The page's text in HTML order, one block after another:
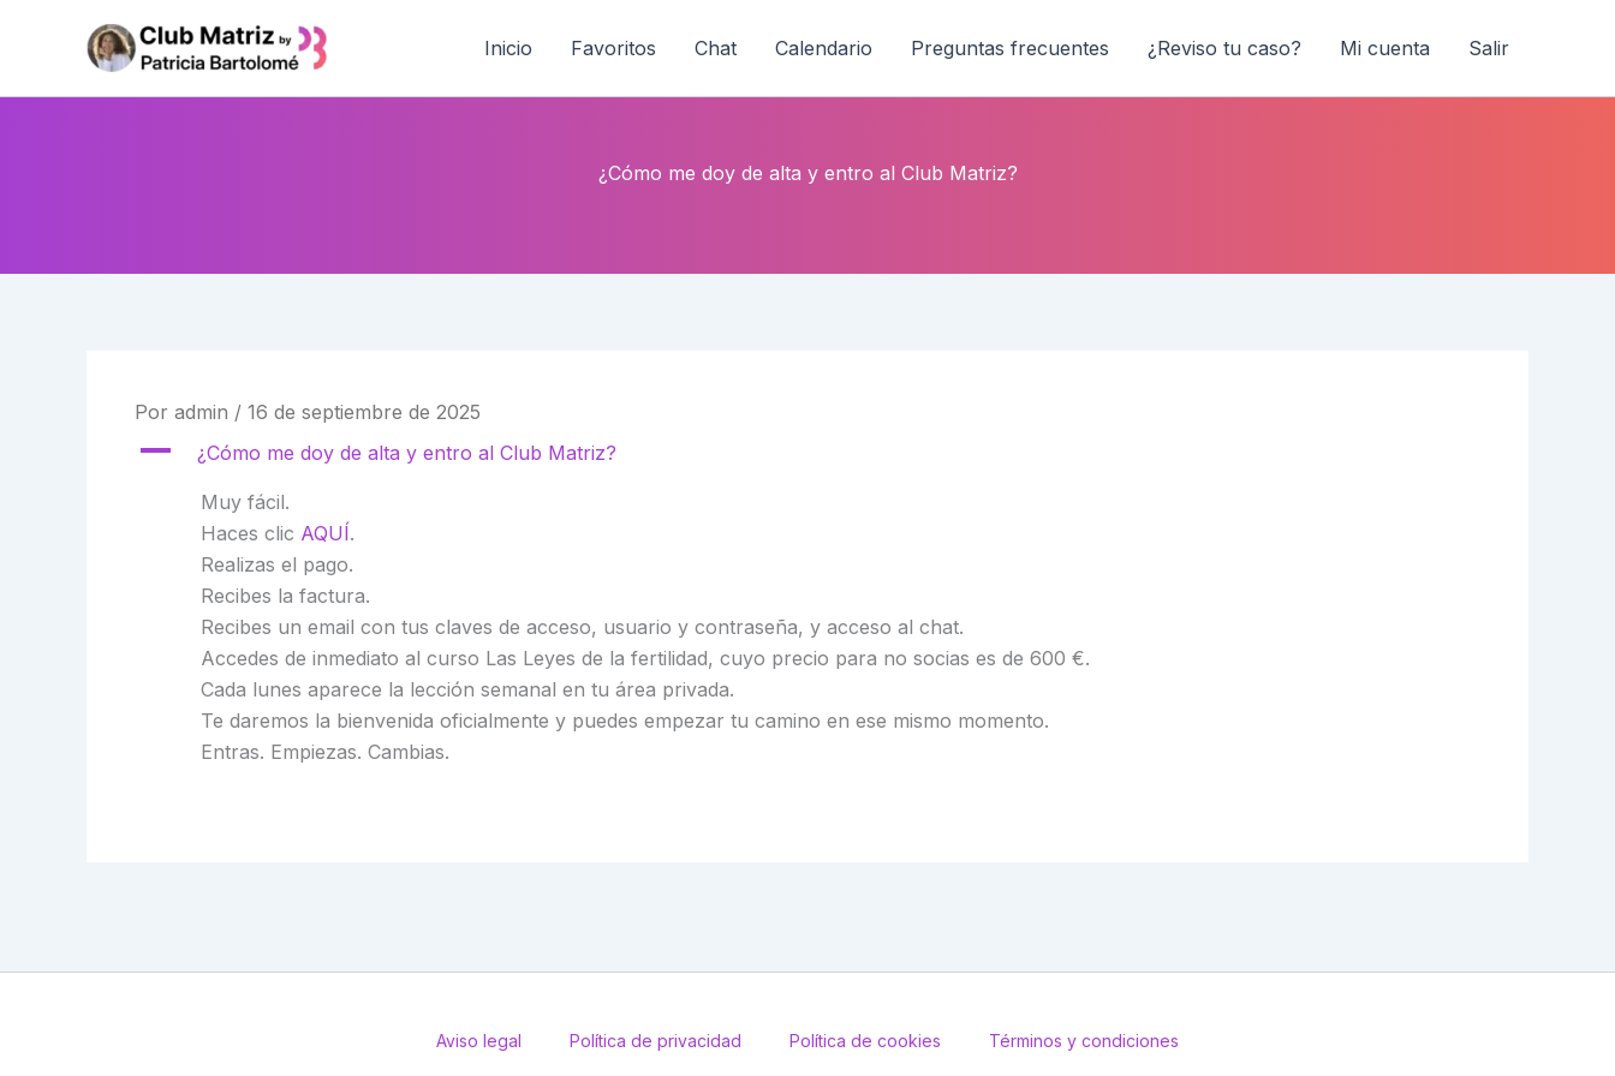
Inicio Favoritos Chat Calendario Preguntas frecuentes ¿Reviso tu caso? Mi cuenta Salir
¿Cómo me doy de alta y entro al Club Matriz?
Por admin / 16 de septiembre de 2025
A ¿Cómo me doy de alta y entro al Club Matriz?
Muy fácil.
Haces clic AQUÍ.
Realizas el pago.
Recibes la factura.
Recibes un email con tus claves de acceso, usuario y contraseña, y acceso al chat.
Accedes de inmediato al curso Las Leyes de la fertilidad, cuyo precio para no socias es de 600 €.
Cada lunes aparece la lección semanal en tu área privada.
Te daremos la bienvenida oficialmente y puedes empezar tu camino en ese mismo momento.
Entras. Empiezas. Cambias.
Aviso legal Política de privacidad Política de cookies Términos y condiciones